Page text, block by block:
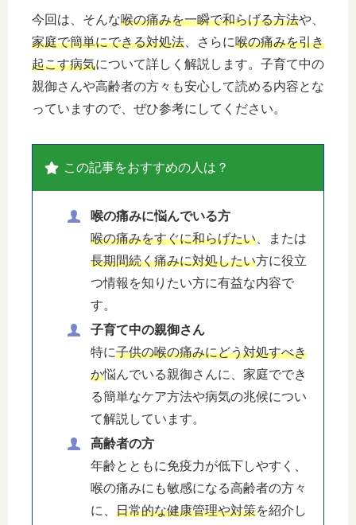
今回は、そんな喉の痛みを一瞬で和らげる方法や、
家庭で簡単にできる対処法 、さらに喉の痛みを引き
起こす病気について詳しく解説します。子育て中の
親御さんや高齢者の方々も安心して読める内容とな
っていますので、ぜひ参考にしてください。
この記事をおすすめの人は？
喉の痛みに悩んでいる方
喉の痛みをすぐに和らげたい、または
長期間続く痛みに対処したい方に役立
つ情報を知りたい方に有益な内容で
す。
子育て中の親御さん
特に子供の喉の痛みにどう対処すべき
か悩んでいる親御さんに、家庭ででき
る簡単なケア方法や病気の兆候につい
て解説しています。
高齢者の方
年齢とともに免疫力が低下しやすく、
喉の痛みにも敏感になる高齢者の方々
に、 日常的な健康管理や対策を紹介し